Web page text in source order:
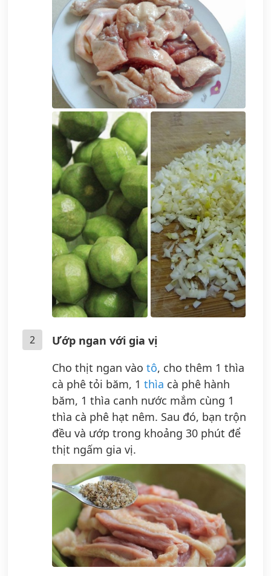
2
Ướp ngan với gia vị
Cho thịt ngan vào tô, cho thêm 1 thìa
cà phê tỏi băm, 1 thìa cà phê hành
băm, 1 thìa canh nước mắm cùng 1
thìa cà phê hạt nêm. Sau đó, bạn trộn
đều và ướp trong khoảng 30 phút để
thịt ngấm gia vị.